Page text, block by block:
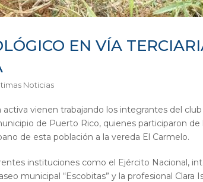
EN VÍA
Noticias
activa vienen trabajando los integrantes del
de Puerto Rico, quienes participaron
de esta población a la vereda El Carmelo.
instituciones como el Ejército Nacional,
municipal “Escobitas” y la profesional Clara